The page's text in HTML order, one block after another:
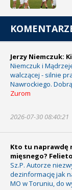
Jerzy Niemczuk:
Niemczuk i
walczącej - silnie
Nawrockiego.
Zurom
2026-07-30 08:40:21
Kto tu naprawdę
mięsnego?
Sz.P. Autorze
dezinformację jak
MO w Toruniu, do